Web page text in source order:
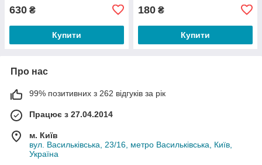
630 ₴
Купити
180 ₴
Купити
Про нас
99% позитивних з 262 відгуків за рік
Працює з 27.04.2014
м. Київ
вул. Васильківська, 23/16, метро Васильківська, Київ,
Україна